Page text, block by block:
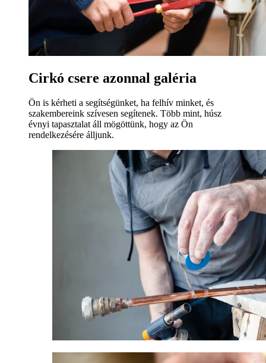
Cirkó csere azonnal galéria
Ön is kérheti a segítségünket, ha felhív minket, és
szakembereink szívesen segítenek. Több mint, húsz
évnyi tapasztalat áll mögöttünk, hogy az Ön
rendelkezésére álljunk.